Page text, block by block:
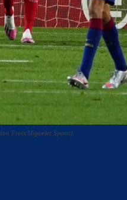
Press/Miguelez Sports)